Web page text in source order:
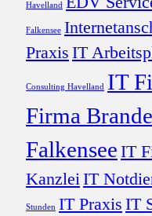
Havelland
Falkensee
Praxis IT
Consulting Havelland IT
Firma
Falkensee IT
KanzleiIT
Stunden IT Praxis IT